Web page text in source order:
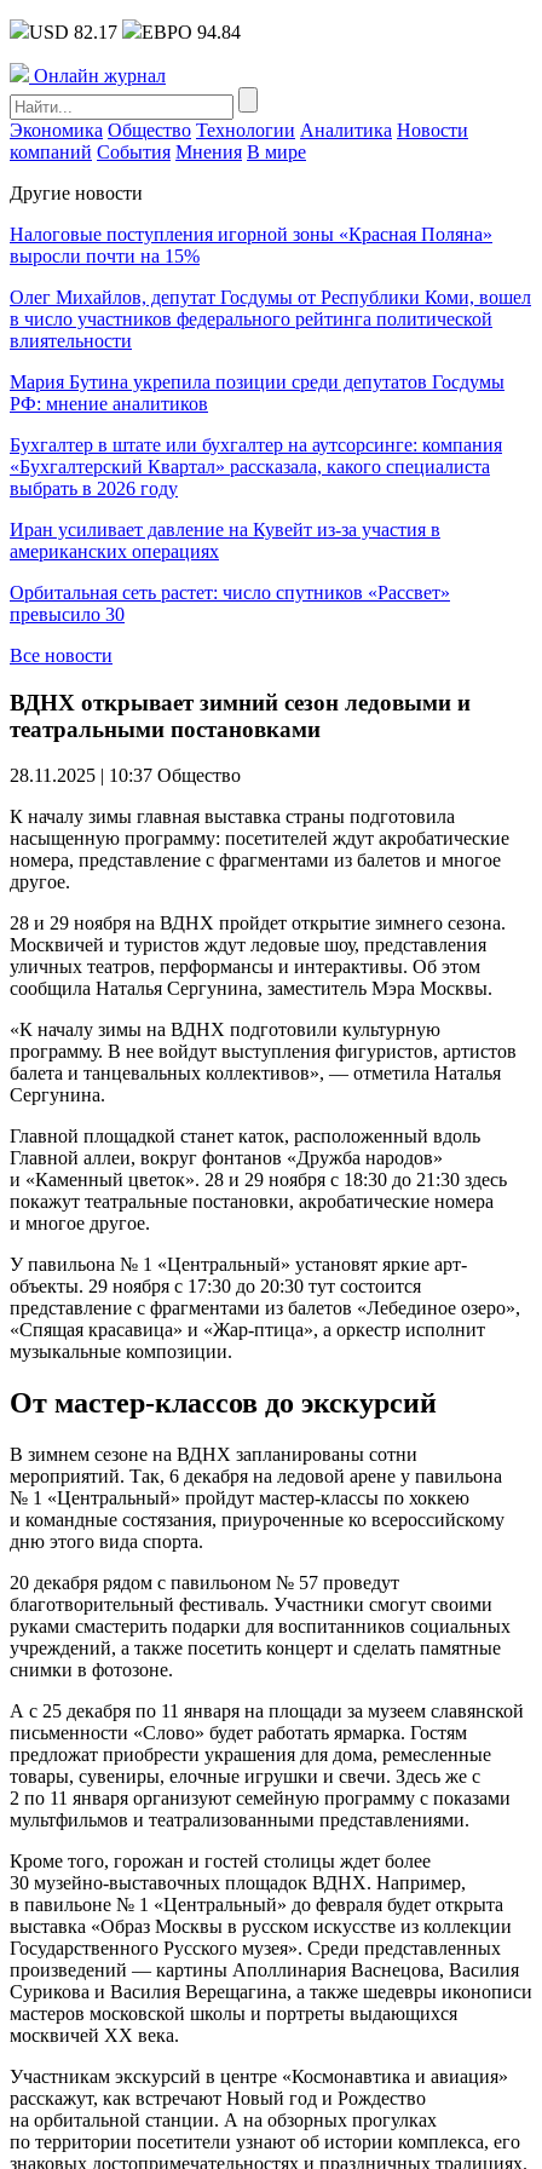
USD 82.17 ЕВРО 94.84
Онлайн журнал
Экономика Общество Технологии Аналитика Новости
компаний События Мнения В мире
Другие новости
Налоговые поступления игорной зоны «Красная Поляна»
выросли почти на 15%
Олег Михайлов, депутат Госдумы от Республики Коми, вошел
в число участников федерального рейтинга политической
влиятельности
Мария Бутина укрепила позиции среди депутатов Госдумы
РФ: мнение аналитиков
Бухгалтер в штате или бухгалтер на аутсорсинге: компания
«Бухгалтерский Квартал» рассказала, какого специалиста
выбрать в 2026 году
Иран усиливает давление на Кувейт из-за участия в
американских операциях
Орбитальная сеть растет: число спутников «Рассвет»
превысило 30
Все новости
ВДНХ открывает зимний сезон ледовыми и
театральными постановками
28.11.2025 | 10:37 Общество
К началу зимы главная выставка страны подготовила
насыщенную программу: посетителей ждут акробатические
номера, представление с фрагментами из балетов и многое
другое.
28 и 29 ноября на ВДНХ пройдет открытие зимнего сезона.
Москвичей и туристов ждут ледовые шоу, представления
уличных театров, перформансы и интерактивы. Об этом
сообщила Наталья Сергунина, заместитель Мэра Москвы.
«К началу зимы на ВДНХ подготовили культурную
программу. В нее войдут выступления фигуристов, артистов
балета и танцевальных коллективов», — отметила Наталья
Сергунина.
Главной площадкой станет каток, расположенный вдоль
Главной аллеи, вокруг фонтанов «Дружба народов»
и «Каменный цветок». 28 и 29 ноября с 18:30 до 21:30 здесь
покажут театральные постановки, акробатические номера
и многое другое.
У павильона № 1 «Центральный» установят яркие арт-
объекты. 29 ноября с 17:30 до 20:30 тут состоится
представление с фрагментами из балетов «Лебединое озеро»,
«Спящая красавица» и «Жар-птица», а оркестр исполнит
музыкальные композиции.
От мастер-классов до экскурсий
В зимнем сезоне на ВДНХ запланированы сотни
мероприятий. Так, 6 декабря на ледовой арене у павильона
№ 1 «Центральный» пройдут мастер-классы по хоккею
и командные состязания, приуроченные ко всероссийскому
дню этого вида спорта.
20 декабря рядом с павильоном № 57 проведут
благотворительный фестиваль. Участники смогут своими
руками смастерить подарки для воспитанников социальных
учреждений, а также посетить концерт и сделать памятные
снимки в фотозоне.
А с 25 декабря по 11 января на площади за музеем славянской
письменности «Слово» будет работать ярмарка. Гостям
предложат приобрести украшения для дома, ремесленные
товары, сувениры, елочные игрушки и свечи. Здесь же с
2 по 11 января организуют семейную программу с показами
мультфильмов и театрализованными представлениями.
Кроме того, горожан и гостей столицы ждет более
30 музейно-выставочных площадок ВДНХ. Например,
в павильоне № 1 «Центральный» до февраля будет открыта
выставка «Образ Москвы в русском искусстве из коллекции
Государственного Русского музея». Среди представленных
произведений — картины Аполлинария Васнецова, Василия
Сурикова и Василия Верещагина, а также шедевры иконописи
мастеров московской школы и портреты выдающихся
москвичей XX века.
Участникам экскурсий в центре «Космонавтика и авиация»
расскажут, как встречают Новый год и Рождество
на орбитальной станции. А на обзорных прогулках
по территории посетители узнают об истории комплекса, его
знаковых достопримечательностях и праздничных традициях.